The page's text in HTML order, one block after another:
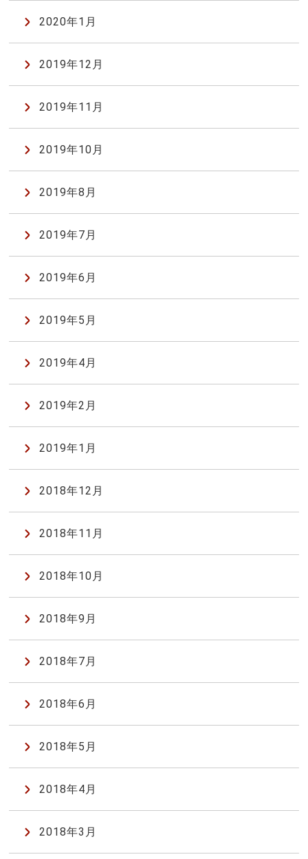
2020年1月
2019年12月
2019年11月
2019年10月
2019年8月
2019年7月
2019年6月
2019年5月
2019年4月
2019年2月
2019年1月
2018年12月
2018年11月
2018年10月
2018年9月
2018年7月
2018年6月
2018年5月
2018年4月
2018年3月